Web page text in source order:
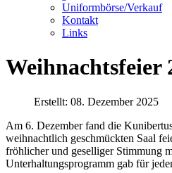
Uniformbörse/Verkauf
Kontakt
Links
Weihnachtsfeier
Erstellt: 08. Dezember 2025
Am 6. Dezember fand die
weihnachtlich geschmückten Saal
fröhlicher und geselliger Stimmung
Unterhaltungsprogramm gab für